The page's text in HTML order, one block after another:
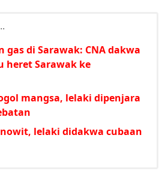
gas di Sarawak: CNA dakwa
heret Sarawak ke
mangsa, lelaki dipenjara
lelaki didakwa cubaan